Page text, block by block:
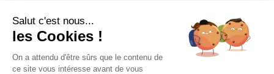
Salut c'est nous...
les Cookies !
On a attendu d'être sûrs que le contenu de
ce site vous intéresse avant de vous